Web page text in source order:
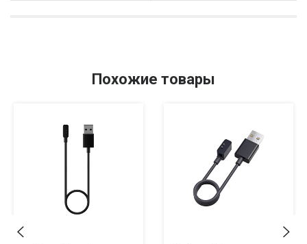
Похожие товары